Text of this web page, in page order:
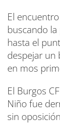
El
buscando
hasta el
despejar un
en mos
El Burgos
Niño fue
sin